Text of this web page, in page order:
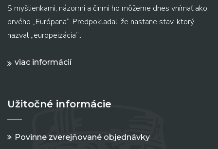
S myšlienkami, názormi a činmi ho môžeme dnes vnímať ako
prvého „Európana“. Predpokladal, že nastane stav, ktorý
nazval „europeizácia“...
viac informácií
Užitočné informácie
Povinne zverejňované objednávky